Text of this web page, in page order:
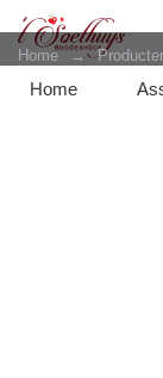
Home
Home →
Maarten